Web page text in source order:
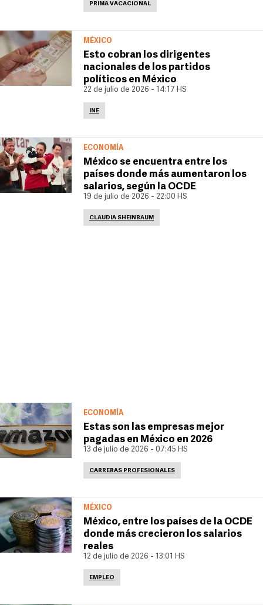
PRIMA VACACIONAL
MÉXICO
Esto cobran los dirigentes
nacionales de los partidos
políticos en México
22 de julio de 2026 - 14:17 HS
INE
ECONOMÍA
México se encuentra entre los
países donde más aumentaron los
salarios, según la OCDE
19 de julio de 2026 - 22:00 HS
CLAUDIA SHEINBAUM
ECONOMÍA
Estas son las empresas mejor
pagadas en México en 2026
13 de julio de 2026 - 07:45 HS
CARRERAS PROFESIONALES
MÉXICO
México, entre los países de la OCDE
donde más crecieron los salarios
reales
12 de julio de 2026 - 13:01 HS
EMPLEO